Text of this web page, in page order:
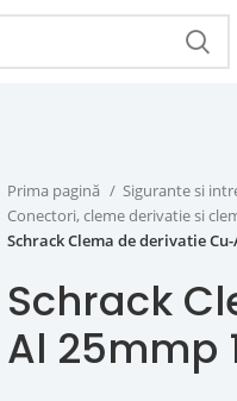
Prima pagină
Sigurante si
Conectori, cleme derivatie si
Schrack Clema de derivatie
Schrack
Al 25mmp